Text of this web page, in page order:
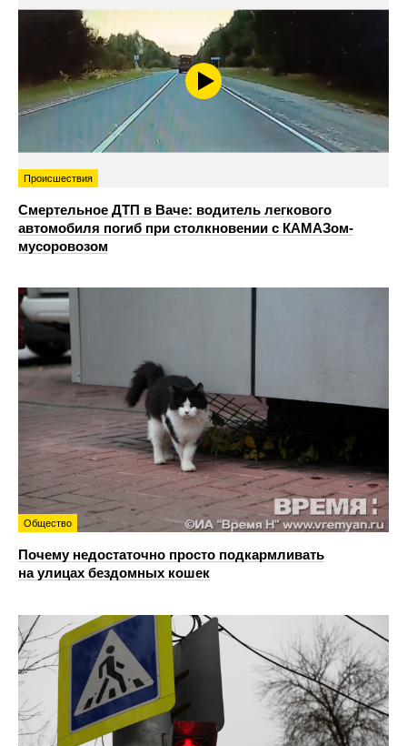
Происшествия
Смертельное ДТП в Ваче: водитель легкового
автомобиля погиб при столкновении с КАМАЗом-
мусоровозом
Общество
Почему недостаточно просто подкармливать
на улицах бездомных кошек